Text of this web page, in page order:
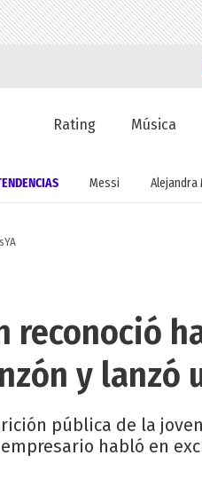
Rating Música
Messi Alejandra
reconoció
y lanzó
pública de la
habló en